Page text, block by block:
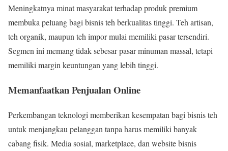
Meningkatnya minat masyarakat terhadap produk premium
membuka peluang bagi bisnis teh berkualitas tinggi. Teh artisan,
teh organik, maupun teh impor mulai memiliki pasar tersendiri.
Segmen ini memang tidak sebesar pasar minuman massal, tetapi
memiliki margin keuntungan yang lebih tinggi.
Memanfaatkan Penjualan Online
Perkembangan teknologi memberikan kesempatan bagi bisnis teh
untuk menjangkau pelanggan tanpa harus memiliki banyak
cabang fisik. Media sosial, marketplace, dan website bisnis